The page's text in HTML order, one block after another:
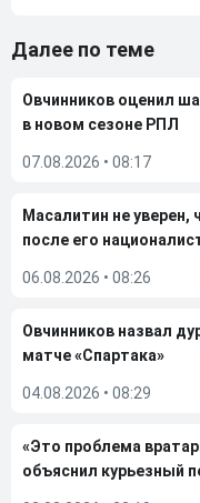
Далее по теме
Овчинников оценил
в новом сезоне РПЛ
07.08.2026 • 08:17
Масалитин не уверен,
после его
06.08.2026 • 08:26
Овчинников назвал
матче «Спартака»
04.08.2026 • 08:29
«Это проблема
объяснил курьезный